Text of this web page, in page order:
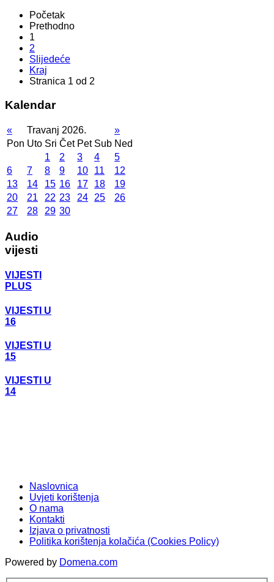
Početak
Prethodno
1
2
Slijedeće
Kraj
Stranica 1 od 2
Kalendar
« Travanj 2026.
»
Pon Uto Sri Čet Pet Sub Ned
1
2 3 4
5
6
7 8 9 10 11
12
13
14 15 16 17 18
19
20
21 22 23 24 25
26
27
28 29 30
Audio
vijesti
VIJESTI
PLUS
VIJESTI U
16
VIJESTI U
15
VIJESTI U
14
Naslovnica
Uvjeti korištenja
O nama
Kontakti
Izjava o privatnosti
Politika korištenja kolačića (Cookies Policy)
Powered by Domena.com